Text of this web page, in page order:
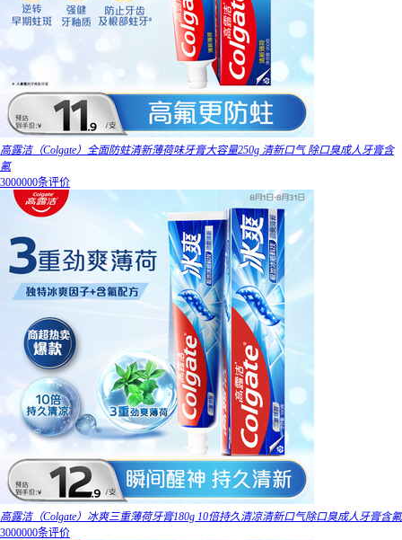
高露洁（Colgate）全面防蛀清新薄荷味牙膏大容量250g 清新口气 除口臭成人牙膏含
氟
3000000条评价
高露洁（Colgate）冰爽三重薄荷牙膏180g 10倍持久清凉清新口气除口臭成人牙膏含氟
3000000条评价